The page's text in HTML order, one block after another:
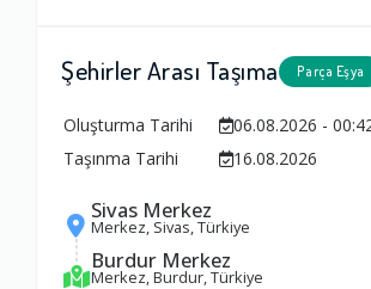
Şehirler Arası Taşıma Parça Eşya
Oluşturma Tarihi
06.08.2026 -
Taşınma Tarihi
16.08.2026
Sivas Merkez
Merkez, Sivas, Türkiye
Burdur Merkez
Merkez, Burdur, Türkiye